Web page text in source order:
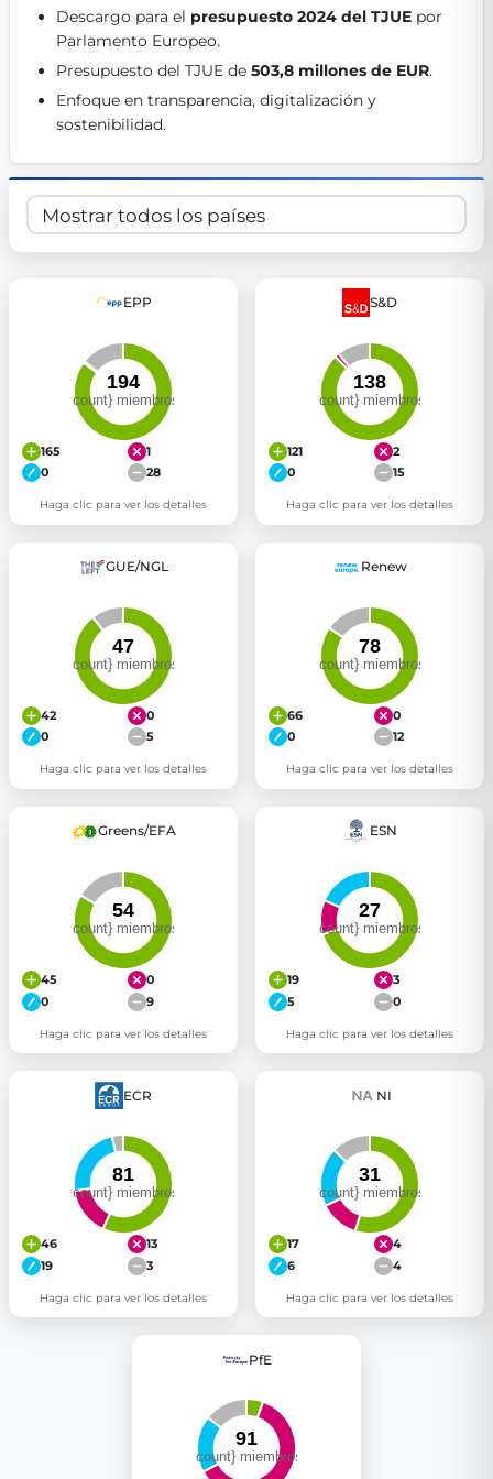
Get Involved
Become a member:Join us to advance digital democracy
Volunteer:
Contribute your skills in technology, design,
Support democracy:Help us strengthen accountability
Descargo para el presupuesto 2024 del TJUE por
Parlamento Europeo.
Presupuesto del TJUE de 503,8 millones de EUR.
Enfoque en transparencia, digitalización y
sostenibilidad.
EPP
165
1
0
28
Haga clic para ver los detalles
S&D
121
2
0
15
Haga clic para ver los detalles
GUE/NGL
42
0
0
5
Haga clic para ver los detalles
Renew
66
0
0
12
Haga clic para ver los detalles
Greens/EFA
45
0
0
9
Haga clic para ver los detalles
ESN
19
3
5
0
Haga clic para ver los detalles
ECR
46
13
19
3
Haga clic para ver los detalles
NI
17
4
6
4
Haga clic para ver los detalles
PfE